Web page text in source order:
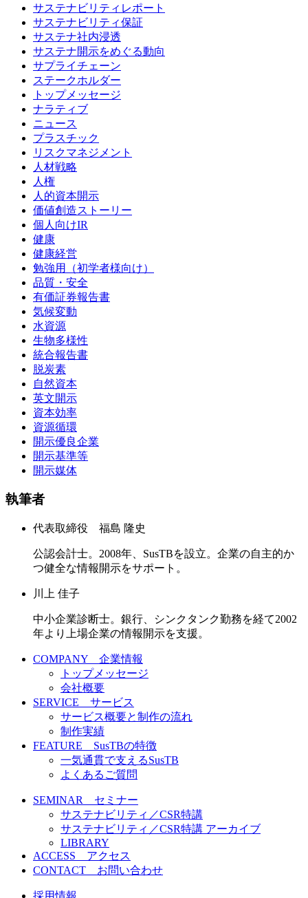
サステナビリティレポート
サステナビリティ保証
サステナ社内浸透
サステナ開示をめぐる動向
サプライチェーン
ステークホルダー
トップメッセージ
ナラティブ
ニュース
プラスチック
リスクマネジメント
人材戦略
人権
人的資本開示
価値創造ストーリー
個人向けIR
健康
健康経営
勉強用（初学者様向け）
品質・安全
有価証券報告書
気候変動
水資源
生物多様性
統合報告書
脱炭素
自然資本
英文開示
資本効率
資源循環
開示優良企業
開示基準等
開示媒体
執筆者
代表取締役 福島 隆史
公認会計士。2008年、SusTBを設立。企業の自主的か
つ健全な情報開示をサポート。
川上 佳子
中小企業診断士。銀行、シンクタンク勤務を経て2002
年より上場企業の情報開示を支援。
COMPANY 企業情報
トップメッセージ
会社概要
SERVICE サービス
サービス概要と制作の流れ
制作実績
FEATURE SusTBの特徴
一気通貫で支えるSusTB
よくあるご質問
SEMINAR セミナー
サステナビリティ／CSR特講
サステナビリティ／CSR特講 アーカイブ
LIBRARY
ACCESS アクセス
CONTACT お問い合わせ